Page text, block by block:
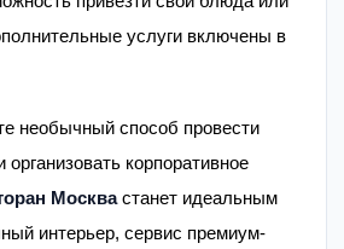
услуги включены в
необычный способ провести
корпоративное
Москвастанет идеальным
интерьер, сервис премиум-